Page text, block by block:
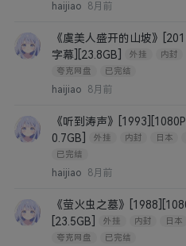
haijiao 8月前
《虞美人盛开的山坡》
字幕][23.8GB]
外挂 内封
夸克网盘
已完结
haijiao 8月前
《听到涛声》
0.7GB]
外挂 内封 日本
已完结
haijiao 8月前
《萤火虫之墓》
[23.5GB]
外挂 内封 日本
夸克网盘
已完结